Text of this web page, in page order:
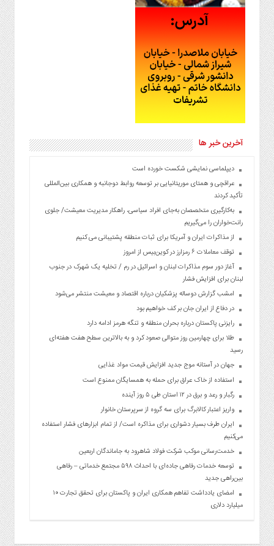
آخرین خبر ها
دیپلماسی نمایشی شکست خورده است
عراقچی و همتای موریتانیایی بر توسعه روابط دوجانبه و همکاری بین‌المللی
تأکید کردند
به‌کارگیری متخصصان به‌جای افراد سیاسی، راهکار مدیریت معیشت/ جلوی
رانت‌خواران را می‌گیریم
از مذاکرات ایران و آمریکا برای ثبات منطقه پشتیبانی می کنیم
توقف معاملات ۶ رمزارز در کوین‌بیس از امروز
آغاز دور سوم مذاکرات لبنان و اسرائیل در رم / تخلیه یک شهرک در جنوب
لبنان برای افزایش فشار
امشب گزارش دوساله پزشکیان درباره اقتصاد و معیشت منتشر می‌شود
در دفاع از ایران جان بر کف خواهیم بود
رایزنی پاکستان درباره بحران منطقه و تنگه هرمز ادامه دارد
طلا برای چهارمین روز متوالی صعود کرد و به بالاترین سطح هفت هفته‌ای
رسید
جهان در آستانه موج جدید افزایش قیمت مواد غذایی
استفاده از خاک عراق برای حمله به همسایگان ممنوع است
رگبار و رعد و برق در ۱۲ استان طی ۵ روز آینده
واریز اعتبار کالابرگ برای سه گروه از سرپرستان خانوار
ایران طرف بسیار دشواری برای مذاکره است/ از تمام ابزارهای فشار استفاده
می‌کنیم
خدمت‌رسانی موکب شرکت فولاد شاهرود به جاماندگان اربعین
توسعه خدمات رفاهی جاده‌ای با احداث ۵۹۸ مجتمع خدماتی – رفاهی
بین‌راهی جدید
امضای یادداشت تفاهم همکاری ایران و پاکستان برای تحقق تجارت ۱۰
میلیارد دلاری